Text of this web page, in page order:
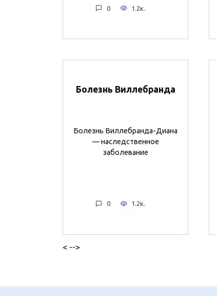
0 1.2к.
Болезнь Виллебранда
Болезнь Виллебранда-Диана
— наследственное
заболевание
0 1.2к.
< -->